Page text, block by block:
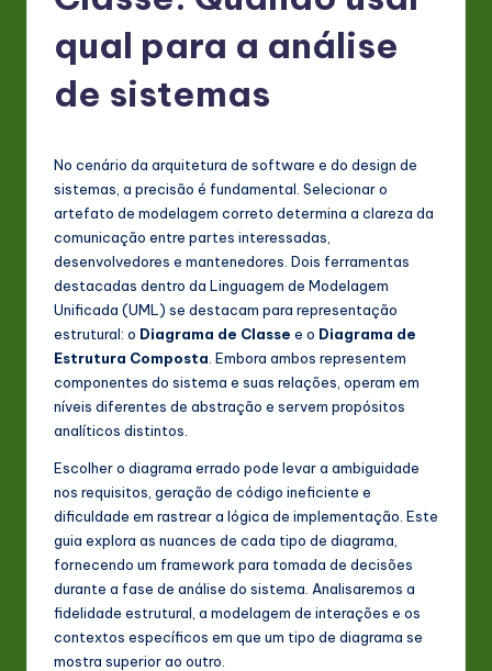
in
A
qual para a análise
de sistemas
No cenário da arquitetura de software e do design de
sistemas, a precisão é fundamental. Selecionar o
artefato de modelagem correto determina a clareza da
comunicação entre partes interessadas,
desenvolvedores e mantenedores. Dois ferramentas
destacadas dentro da Linguagem de Modelagem
Unificada (UML) se destacam para representação
estrutural: o Diagrama de Classe e o Diagrama de
Estrutura Composta . Embora ambos representem
componentes do sistema e suas relações, operam em
níveis diferentes de abstração e servem propósitos
analíticos distintos.
Escolher o diagrama errado pode levar a ambiguidade
nos requisitos, geração de código ineficiente e
dificuldade em rastrear a lógica de implementação. Este
guia explora as nuances de cada tipo de diagrama,
fornecendo um framework para tomada de decisões
durante a fase de análise do sistema. Analisaremos a
fidelidade estrutural, a modelagem de interações e os
contextos específicos em que um tipo de diagrama se
mostra superior ao outro.